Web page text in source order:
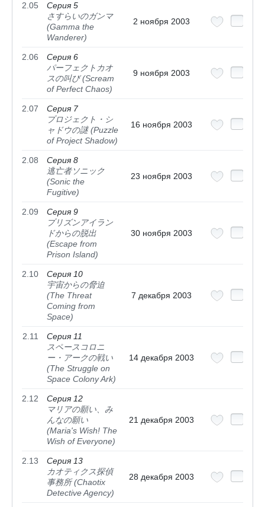
2.05
Серия 5
さすらいのガンマ
(Gamma the
Wanderer)
2 ноября 2003
2.06
Серия 6
パーフェクトカオ
スの叫び (Scream
of Perfect Chaos)
9 ноября 2003
2.07
Серия 7
プロジェクト・シ
ャドウの謎 (Puzzle
of Project Shadow)
16 ноября 2003
2.08
Серия 8
逃亡者ソニック
(Sonic the
Fugitive)
23 ноября 2003
2.09
Серия 9
プリズンアイラン
ドからの脱出
(Escape from
Prison Island)
30 ноября 2003
2.10
Серия 10
宇宙からの脅迫
(The Threat
Coming from
Space)
7 декабря 2003
2.11
Серия 11
スペースコロニ
ー・アークの戦い
(The Struggle on
Space Colony Ark)
14 декабря 2003
2.12
Серия 12
マリアの願い、み
んなの願い
(Maria's Wish! The
Wish of Everyone)
21 декабря 2003
2.13
Серия 13
カオティクス探偵
事務所 (Chaotix
Detective Agency)
28 декабря 2003